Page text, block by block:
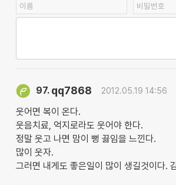
97. qq7868 2012.05.19 14:56
웃어면 복이 온다.
웃음치료, 억지로라도 웃어야 한다.
정말 웃고 나면 맘이 뻥 끓임을 느낀다.
많이 웃자.
그러면 내게도 좋은일이 많이 생길것이다.